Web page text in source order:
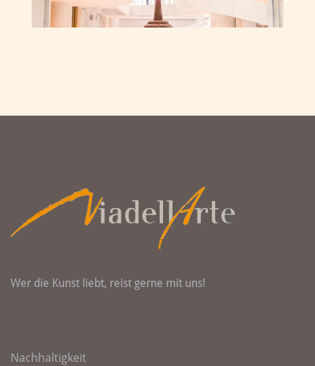
Wer die Kunst liebt, reist gerne mit uns!
Nachhaltigkeit